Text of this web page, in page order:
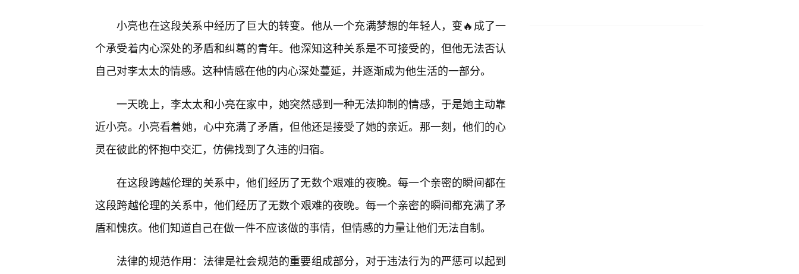
小亮也在这段关系中经历了巨大的转变。他从一个充满梦想的年轻人，变🔥成了一
个承受着内心深处的矛盾和纠葛的青年。他深知这种关系是不可接受的，但他无法否认
自己对李太太的情感。这种情感在他的内心深处蔓延，并逐渐成为他生活的一部分。
一天晚上，李太太和小亮在家中，她突然感到一种无法抑制的情感，于是她主动靠
近小亮。小亮看着她，心中充满了矛盾，但他还是接受了她的亲近。那一刻，他们的心
灵在彼此的怀抱中交汇，仿佛找到了久违的归宿。
在这段跨越伦理的关系中，他们经历了无数个艰难的夜晚。每一个亲密的瞬间都在
这段跨越伦理的关系中，他们经历了无数个艰难的夜晚。每一个亲密的瞬间都充满了矛
盾和愧疚。他们知道自己在做一件不应该做的事情，但情感的力量让他们无法自制。
法律的规范作用：法律是社会规范的重要组成部分，对于违法行为的严惩可以起到